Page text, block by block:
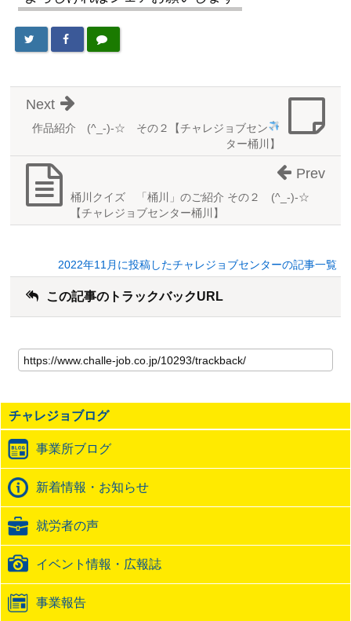
作品紹介 (^_-)-☆ その２【チャレジョブセン
ター桶川】
Next
桶川クイズ 「桶川」のご紹介 その２ (^_-)-☆
【チャレジョブセンター桶川】
Prev
2022年11月に投稿したチャレジョブセンターの記事一覧
この記事のトラックバックURL
の
記
の
ト
ッ
ク
バ
ッ
URL
チャレジョブログ
事業所ブログ
新着情報・お知らせ
就労者の声
イベント情報・広報誌
事業報告